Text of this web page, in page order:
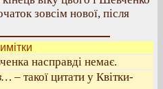
зовсім нової, після
насправді немає.
– такої цитати у Квітки-